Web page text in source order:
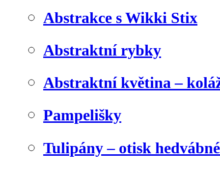
Abstrakce s Wikki Stix
Abstraktní rybky
Abstraktní květina –
Pampelišky
Tulipány – otisk